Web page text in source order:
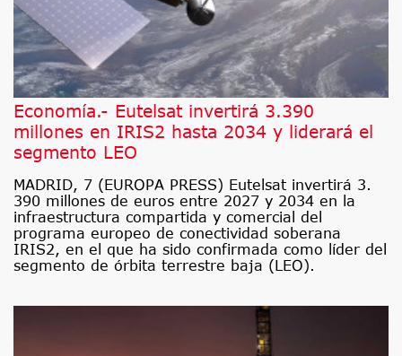
Economía.- Eutelsat invertirá 3.390
millones en IRIS2 hasta 2034 y liderará el
segmento LEO
MADRID, 7 (EUROPA PRESS) Eutelsat invertirá 3.
390 millones de euros entre 2027 y 2034 en la
infraestructura compartida y comercial del
programa europeo de conectividad soberana
IRIS2, en el que ha sido confirmada como líder del
segmento de órbita terrestre baja (LEO).